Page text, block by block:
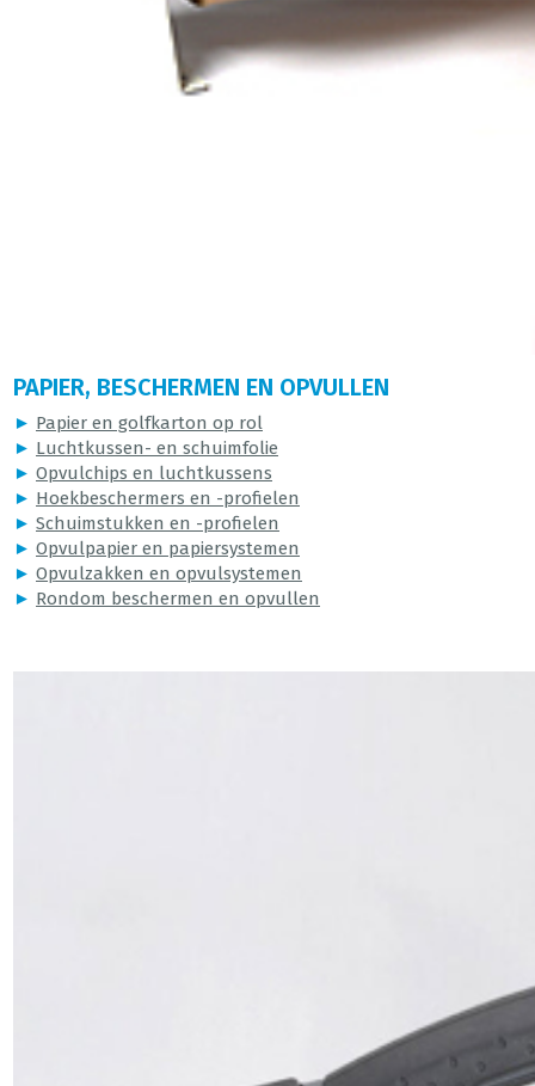
PAPIER, BESCHERMEN EN OPVULLEN
► Papier en golfkarton op rol
► Luchtkussen- en schuimfolie
► Opvulchips en luchtkussens
► Hoekbeschermers en -profielen
► Schuimstukken en -profielen
► Opvulpapier en papiersystemen
► Opvulzakken en opvulsystemen
► Rondom beschermen en opvullen